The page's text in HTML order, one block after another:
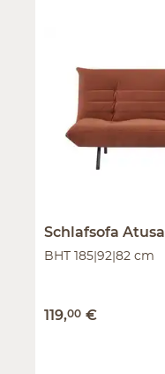
SchlafsofaAtusa
BHT 185|92|82 cm
119,00 €